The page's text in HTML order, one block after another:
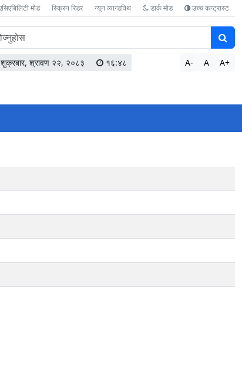
मोड स्क्रिन रिडर न्यून व्यान्डविथ डार्क मोड उच्च कन्ट्रास्ट
शुक्रबार, श्रावण २२, २०८३ १६:४८ A- A A+